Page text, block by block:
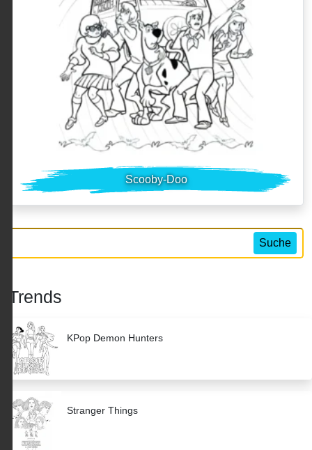
Scooby-Doo
Suche
Trends
KPop Demon Hunters
Stranger Things